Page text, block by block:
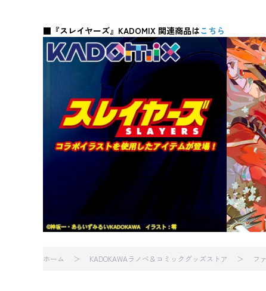
■『スレイヤーズ』KADOMIX 関連商品はこちら
ホーム KADOKAWAラノベ＆コミックグッズストア フ